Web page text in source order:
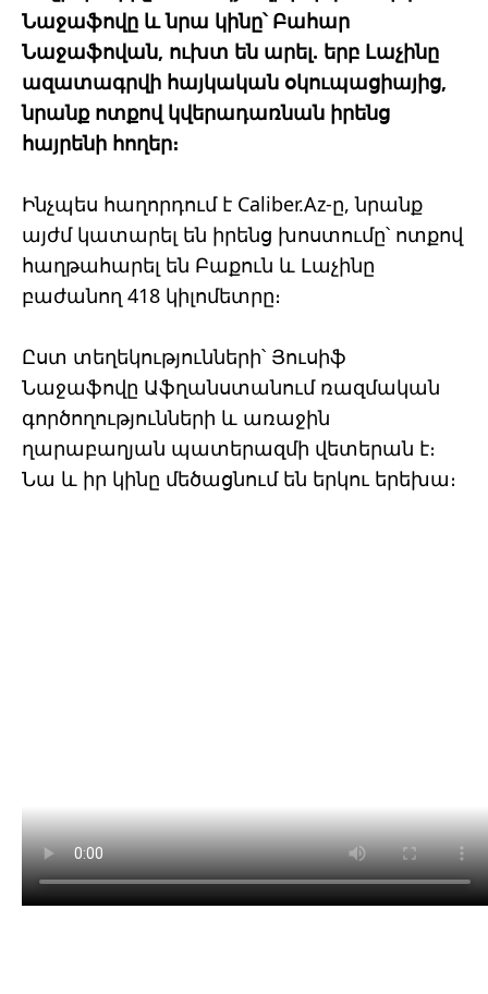
Նաջաֆովը և նրա կինը՝ Բահար
Նաջաֆովան, ուխտ են արել. երբ Լաչինը
ազատագրվի հայկական օկուպացիայից,
նրանք ոտքով կվերադառնան իրենց
հայրենի հողեր։
Ինչպես հաղորդում է Caliber.Az-ը, նրանք
այժմ կատարել են իրենց խոստումը՝ ոտքով
հաղթահարել են Բաքուն և Լաչինը
բաժանող 418 կիլոմետրը։
Ըստ տեղեկությունների՝ Յուսիֆ
Նաջաֆովը Աֆղանստանում ռազմական
գործողությունների և առաջին
ղարաբաղյան պատերազմի վետերան է։
Նա և իր կինը մեծացնում են երկու երեխա։